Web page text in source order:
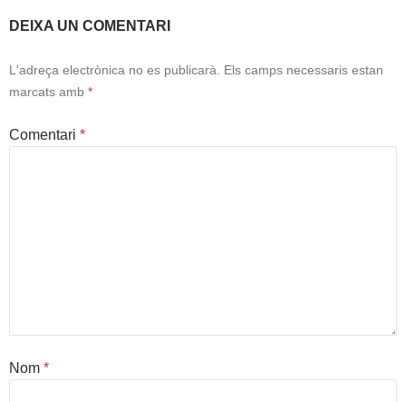
DEIXA UN COMENTARI
L'adreça electrònica no es publicarà.
Els camps necessaris estan
marcats amb *
Comentari *
Nom *